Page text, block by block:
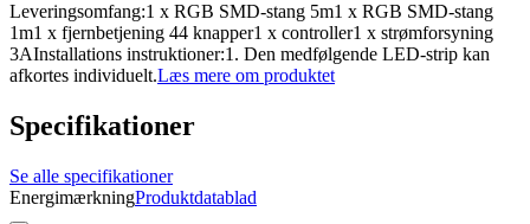
Leveringsomfang:1 x RGB SMD-stang 5m1 x RGB SMD-stang
1m1 x fjernbetjening 44 knapper1 x controller1 x strømforsyning
3AInstallations instruktioner:1. Den medfølgende LED-strip kan
afkortes individuelt.Læs mere om produktet
Specifikationer
Se alle specifikationer
EnergimærkningProduktdatablad